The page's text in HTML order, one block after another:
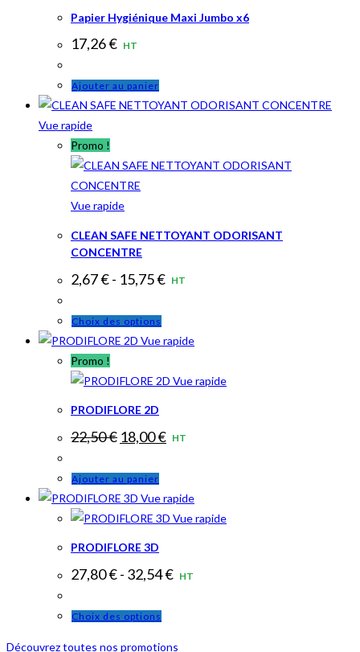
Papier Hygiénique Maxi Jumbo x6
17,26€ HT
Ajouter au panier
Vue rapide
Promo !
Vue rapide
CLEAN SAFE NETTOYANT ODORISANT
CONCENTRE
2,67€- 15,75€ HT
Choix des options
produit
plusieurs
options
choisies
sur
du
Vue rapide
Promo !
Vue rapide
PRODIFLORE 2D
22,50€ Le
prix
était :
22,50 €.
18,00€ Le
18,00 €.
HT
Ajouter au panier
Vue rapide
Vue rapide
PRODIFLORE 3D
27,80€- 32,54€ HT
Choix des options
Découvrez toutes nos promotions